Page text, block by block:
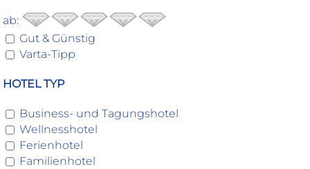
ab:
Gut & Günstig
Varta-Tipp
HOTEL TYP
Business- und Tagungshotel
Wellnesshotel
Ferienhotel
Familienhotel